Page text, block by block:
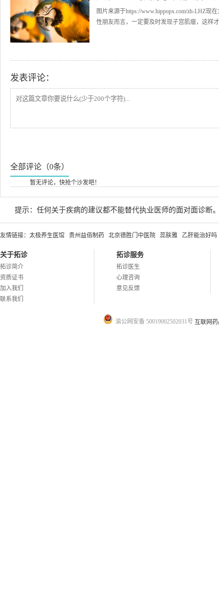
图片来源于https://www.hippopx.com/zh-LHZ
性朋友而言，一定要及时发现子宫肌瘤，这样
发表评论：
全部评论（0条）
暂无评论，快抢个沙发吧！
提示：任何关于疾病的建议都不能替代执业医师的面对面诊断
友情链接： 太极养生医馆 贵州益佰制药 北京德胜门中医院 蕊肤雅 乙肝能治好吗
关于拓诊
拓诊简介
资质证书
加入我们
联系我们
拓诊服务
拓诊医生
心理咨询
意见反馈
渝公网安备 50019002502031号 互联网